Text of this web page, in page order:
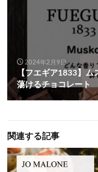
2024年2月9日
【フエギア1833】ム
蕩けるチョコレート
関連する記事